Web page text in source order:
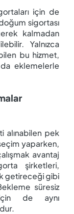
için de
sigortası
kalmadan
Yalnızca
bu hizmet,
eklemelerle
alınabilen pek
yaparken,
avantaj
şirketleri,
getireceği gibi
süresiz
de aynı